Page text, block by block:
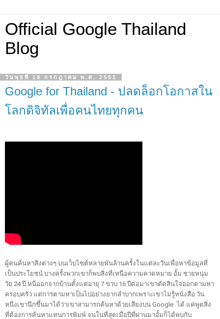
Official Google Thailand
Blog
วันพุธที่ 18 กรกฎาคม พ.ศ. 2561
Google for Thailand - ปลดล็อกโอกาสใน
โลกดิจิทัลเพื่อคนไทยทุกคน
ผู้คนค้นหาสิ่งต่างๆ บนเว็บไซต์หลายพันล้านครั้งในแต่ละวันเพื่อหาข้อมูลที่
เป็นประโยชน์ บางครั้งพวกเขาก็พบสิ่งที่เหนือความคาดหมาย อั้ม ชายหนุ่ม
วัย 24 ปี หนีออกจากบ้านตั้งแต่อายุ 7 ขวบ 16 ปีต่อมาเขาตัดสินใจออกตามหา
ครอบครัว แต่การตามหาเป็นไปอย่างยากลำบากเพราะเขาไม่รู้หนังสือ วัน
หนึ่งเขานึกขึ้นมาได้ว่าเขาสามารถค้นหาด้วยเสียงบน Google  ได้ แค่พูดสิ่ง
ที่ต้องการค้นหาแทนการพิมพ์ จนในที่สุดเมื่อปีที่ผ่านมาอั้มก็ได้พบกับ